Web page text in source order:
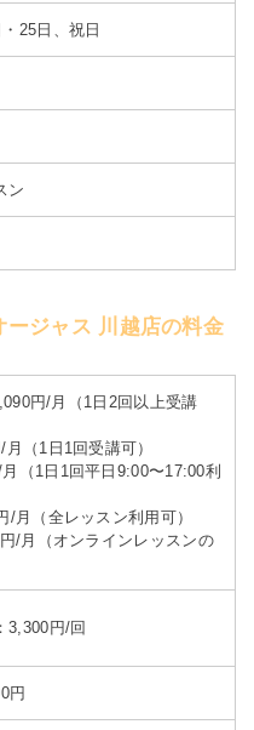
25日、祝日
ン
ジャス 川越店の料金
円/月（1日2回以上受講
（1日1回受講可）
（1日1回平日9:00〜17:00利
/月（全レッスン利用可）
/月（オンラインレッスンの
3,300円/回
円